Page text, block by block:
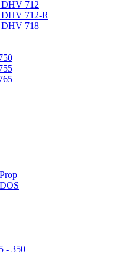
DHV 712
DHV 712-R
DHV 718
- 350